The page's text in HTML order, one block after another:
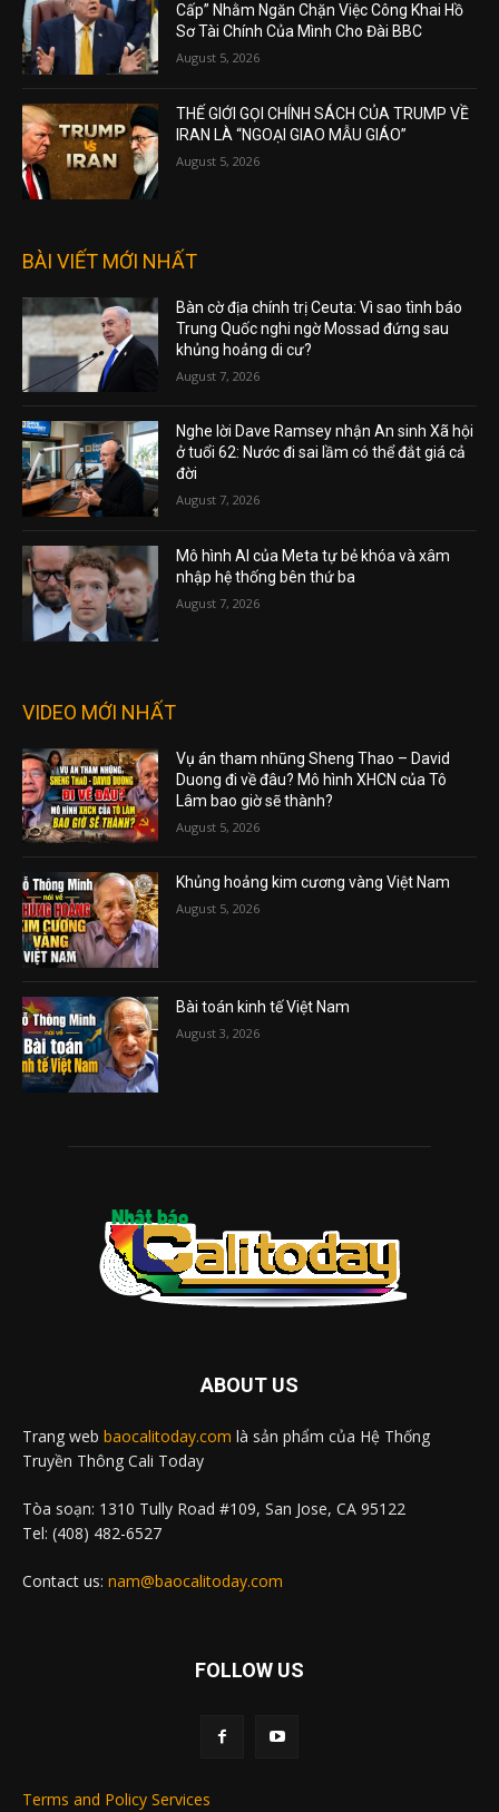
Cấp” Nhằm Ngăn Chặn Việc Công Khai Hồ
Sơ Tài Chính Của Mình Cho Đài BBC
August 5, 2026
THẾ GIỚI GỌI CHÍNH SÁCH CỦA TRUMP VỀ
IRAN LÀ “NGOẠI GIAO MẪU GIÁO”
August 5, 2026
BÀI VIẾT MỚI NHẤT
Bàn cờ địa chính trị Ceuta: Vì sao tình báo
Trung Quốc nghi ngờ Mossad đứng sau
khủng hoảng di cư?
August 7, 2026
Nghe lời Dave Ramsey nhận An sinh Xã hội
ở tuổi 62: Nước đi sai lầm có thể đắt giá cả
đời
August 7, 2026
Mô hình AI của Meta tự bẻ khóa và xâm
nhập hệ thống bên thứ ba
August 7, 2026
VIDEO MỚI NHẤT
Vụ án tham nhũng Sheng Thao – David
Duong đi về đâu? Mô hình XHCN của Tô
Lâm bao giờ sẽ thành?
August 5, 2026
Khủng hoảng kim cương vàng Việt Nam
August 5, 2026
Bài toán kinh tế Việt Nam
August 3, 2026
ABOUT US
Trang web baocalitoday.com là sản phẩm của Hệ Thống
Truyền Thông Cali Today
Tòa soạn: 1310 Tully Road #109, San Jose, CA 95122
Tel: (408) 482-6527
Contact us: nam@baocalitoday.com
FOLLOW US
Terms and Policy Services